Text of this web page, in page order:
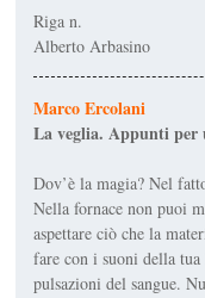
Riga n.
Alberto Arbasino
Marco Ercolani
La veglia. Appunti
Dov’è la magia? Nel
Nella fornace non puoi
aspettare ciò che la
fare con i suoni della
pulsazioni del sangue.